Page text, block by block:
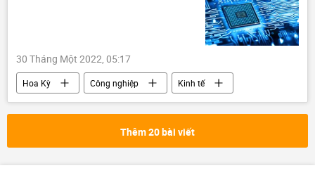
30 Tháng Một 2022, 05:17
Hoa Kỳ Công nghiệp
Kinh tế
chip điện tử
Thêm 20 bài viết